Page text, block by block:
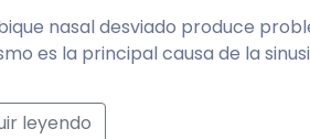
nasal desviado produce
es la principal causa de la
leyendo